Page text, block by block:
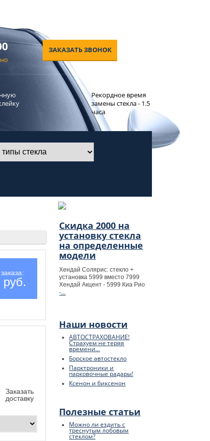
ЗАКАЗАТЬ ЗВОНОК
Рекордное время
замены стекла - 1.5
часа
руб.
Заказать
доставку
Скидка 2000 на
установку стекла
на определенные
модели
Хендай Солярис: стекло +
установка 5999 вместо 7999
Хендай Акцент - 5999 Киа Рио
-...
Наши новости
АВТОСТРАХОВАНИЕ!
Страхуем не теряя
времени...
Борское автостекло
Парктроники и
парковочные радары!
Ксенон и биксенон
Полезные статьи
Можно ли ездить с
треснутым лобовым
стеклом?